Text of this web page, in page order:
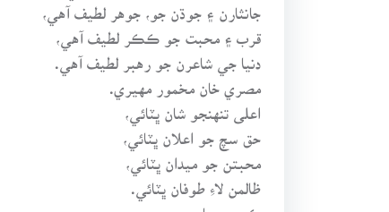
جانثارن ۽ جوڌن جو، جوهر لطيف آهي،
قرب ۽ محبت جو ڪڪر لطيف آهي،
دنيا جي شاعرن جو رهبر لطيف آهي.
مصري خان مخمور مهيري.
اعلى تنهنجو شان ڀٽائي،
حق سچ جو اعلان ڀٽائي،
محبتن جو ميدان ڀٽائي،
ظالمن لاءِ طوفان ڀٽائي.
ڪريم عباسي.